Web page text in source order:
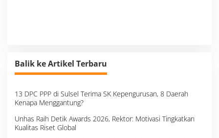
Balik ke Artikel Terbaru
13 DPC PPP di Sulsel Terima SK Kepengurusan, 8 Daerah
Kenapa Menggantung?
Unhas Raih Detik Awards 2026, Rektor: Motivasi Tingkatkan
Kualitas Riset Global